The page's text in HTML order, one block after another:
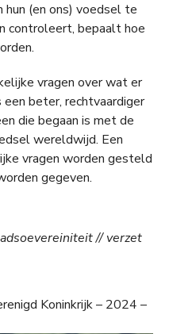
(en ons) voedsel te
controleert, bepaalt hoe
vragen over wat er
beter, rechtvaardiger
die begaan is met de
wereldwijd. Een
vragen worden gesteld
gegeven.
// verzet
Koninkrijk – 2024 –